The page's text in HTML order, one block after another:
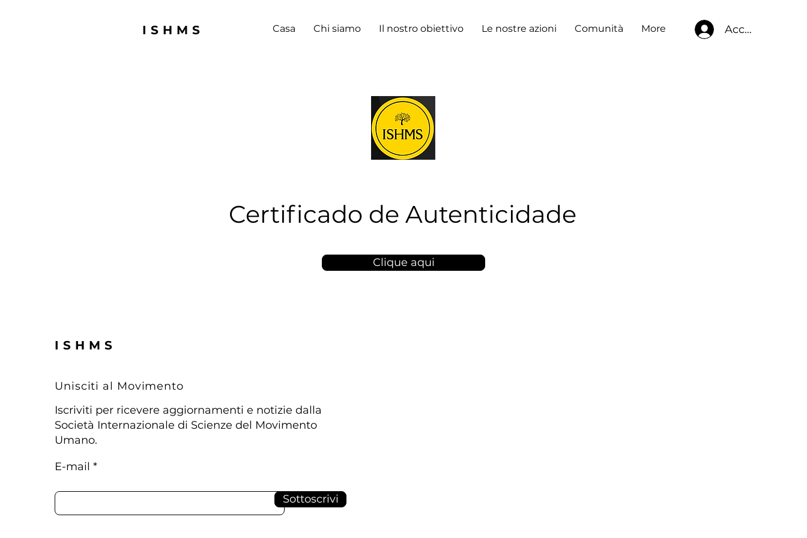
ISHMS Casa Chi siamo Il nostro obiettivo Le nostre azioni Comunità More Accedi
Certificado de Autenticidade
Clique aqui
ISHMS
Unisciti al Movimento
Iscriviti per ricevere aggiornamenti e notizie dalla
Società Internazionale di Scienze del Movimento
Umano.
E-mail
Sottoscrivi